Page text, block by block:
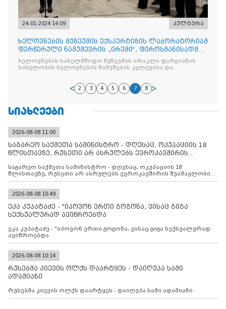
24-01-2024 14:09 კულტურა
ხელოვნების მუზეუმის ექსპერტიზის ლაბორატორიამ
ფერწერული ნამუშევრის „ირემი“, ფიროსმანისადმი
კუთვნილება დაადასტურა
ხელოვნების სახელმწიფო მუზეუმის ირაკლი ფარჯიანის
სახელობის ხელოვნების ნიმუშების კვლევისა და
2
3 4 5 6 7 8
ᲡᲘᲐᲮᲚᲔᲔᲑᲘ
2026-08-08 11:00
საგარეო საქმეთა სამინისტრო - დღესაც, ოკუპაციის 18
წლისთავზე, რუსეთი არ ასრულებს ევროკავშირის
საგარეო საქმეთა სამინისტრო - დღესაც, ოკუპაციის 18
წლისთავზე, რუსეთი არ ასრულებს ევროკავშირის შუამავლობით
დადებულ 2008 წლის 12 აგვისტოს ცეცხლის შეწყვეტის
კონტროლს ოკუპირებულ რეგიონებში, აგრძელებს მათი
მილიტარიზაციის პროცესს და აქტიურად დგამს ნაბიჯებს მათი
ფაქტობრივი ანექსიისკენ
2026-08-08 10:49
ეკა კუპატაძე - "იპოვონ ერთი გოგონა, ვისაც გიგა
სექსუალურად ავიწროებდა
ეკა კუპატაძე - "იპოვონ ერთი გოგონა, ვისაც გიგა სექსუალურად
ავიწროებდა
2026-08-08 10:14
რუსებმა კიევის ოლქს დაარტყეს - დაიღუპა სამი
ადამიანი
რუსებმა კიევის ოლქს დაარტყეს - დაიღუპა სამი ადამიანი